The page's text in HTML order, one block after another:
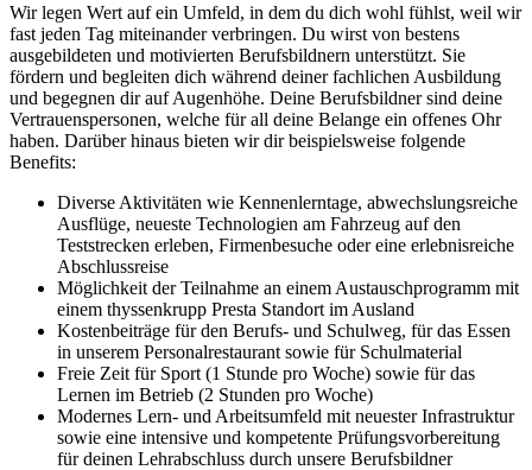
Wir legen Wert auf ein Umfeld, in dem du dich wohl fühlst, weil wir
fast jeden Tag miteinander verbringen. Du wirst von bestens
ausgebildeten und motivierten Berufsbildnern unterstützt. Sie
fördern und begleiten dich während deiner fachlichen Ausbildung
und begegnen dir auf Augenhöhe. Deine Berufsbildner sind deine
Vertrauenspersonen, welche für all deine Belange ein offenes Ohr
haben. Darüber hinaus bieten wir dir beispielsweise folgende
Benefits:
Diverse Aktivitäten wie Kennenlerntage, abwechslungsreiche
Ausflüge, neueste Technologien am Fahrzeug auf den
Teststrecken erleben, Firmenbesuche oder eine erlebnisreiche
Abschlussreise
Möglichkeit der Teilnahme an einem Austauschprogramm mit
einem thyssenkrupp Presta Standort im Ausland
Kostenbeiträge für den Berufs- und Schulweg, für das Essen
in unserem Personalrestaurant sowie für Schulmaterial
Freie Zeit für Sport (1 Stunde pro Woche) sowie für das
Lernen im Betrieb (2 Stunden pro Woche)
Modernes Lern- und Arbeitsumfeld mit neuester Infrastruktur
sowie eine intensive und kompetente Prüfungsvorbereitung
für deinen Lehrabschluss durch unsere Berufsbildner